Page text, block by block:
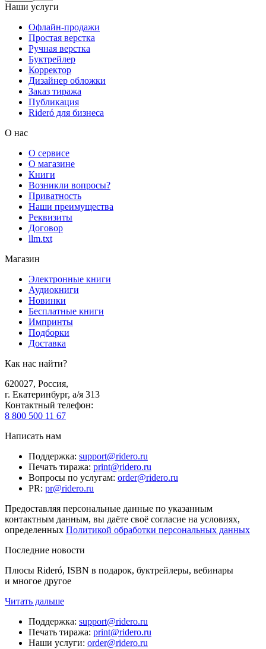
Наши услуги
Офлайн-продажи
Простая верстка
Ручная верстка
Буктрейлер
Корректор
Дизайнер обложки
Заказ тиража
Публикация
Rideró для бизнеса
О нас
О сервисе
О магазине
Книги
Возникли вопросы?
Приватность
Наши преимущества
Реквизиты
Договор
llm.txt
Магазин
Электронные книги
Аудиокниги
Новинки
Бесплатные книги
Импринты
Подборки
Доставка
Как нас найти?
620027, Россия,
г. Екатеринбург, а/я 313
Контактный телефон:
8 800 500 11 67
Написать нам
Поддержка: support@ridero.ru
Печать тиража: print@ridero.ru
Вопросы по услугам: order@ridero.ru
PR: pr@ridero.ru
Предоставляя персональные данные по указанным
контактным данным, вы даёте своё согласие на условиях,
определенных Политикой обработки персональных данных
Последние новости
Плюсы Rideró, ISBN в подарок, буктрейлеры, вебинары
и многое другое
Читать дальше
Поддержка: support@ridero.ru
Печать тиража: print@ridero.ru
Наши услуги: order@ridero.ru